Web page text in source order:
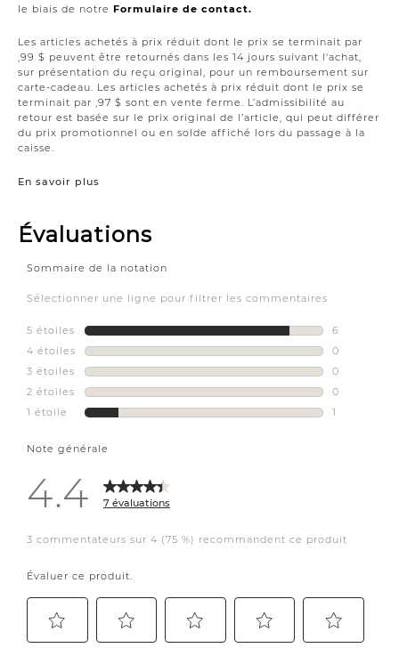
le biais de notre Formulaire de contact.
Les articles achetés à prix réduit dont le prix se terminait par
,99 $ peuvent être retournés dans les 14 jours suivant l'achat,
sur présentation du reçu original, pour un remboursement sur
carte-cadeau. Les articles achetés à prix réduit dont le prix se
terminait par ,97 $ sont en vente ferme. L’admissibilité au
retour est basée sur le prix original de l’article, qui peut différer
du prix promotionnel ou en solde affiché lors du passage à la
caisse.
En savoir plus